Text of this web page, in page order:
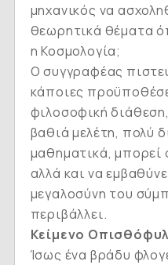
μηχανικός να
θεωρητικά θέματα
η Κοσμολογία;
Ο συγγραφέας
κάποιες
φιλοσοφική
βαθιά μελέτη, πολύ
μαθηματικά, μπορεί
αλλά και να
μεγαλοσύνη του
περιβάλλει.
Κείμενο
Ίσως ένα βράδυ